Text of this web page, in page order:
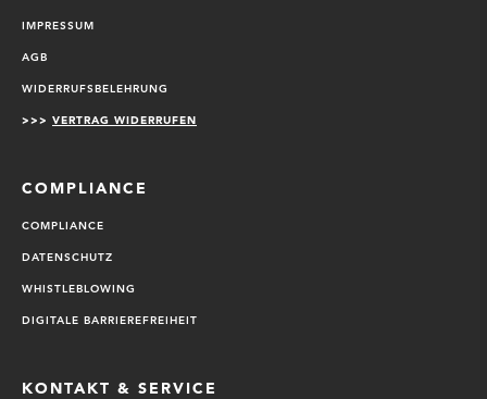
IMPRESSUM
AGB
WIDERRUFSBELEHRUNG
>>> VERTRAG WIDERRUFEN
COMPLIANCE
COMPLIANCE
DATENSCHUTZ
WHISTLEBLOWING
DIGITALE BARRIEREFREIHEIT
KONTAKT & SERVICE